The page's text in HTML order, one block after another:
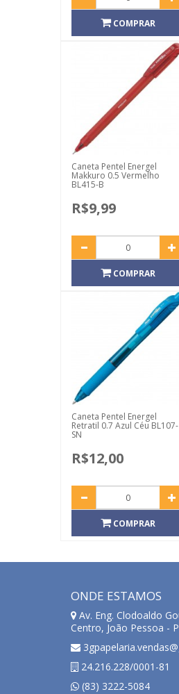
COMPRAR
Caneta Pentel Energel
Makkuro 0.5 Vermelho
BL415-B
R$9,99
COMPRAR
Caneta Pentel Energel
Retratil 0.7 Azul Céu BL107-
SN
R$12,00
COMPRAR
ONDE ESTAMOS
Av. Eng. Clodoaldo
Centro, João Pessoa -
24.216.228/0001-81
(83) 3222-5084